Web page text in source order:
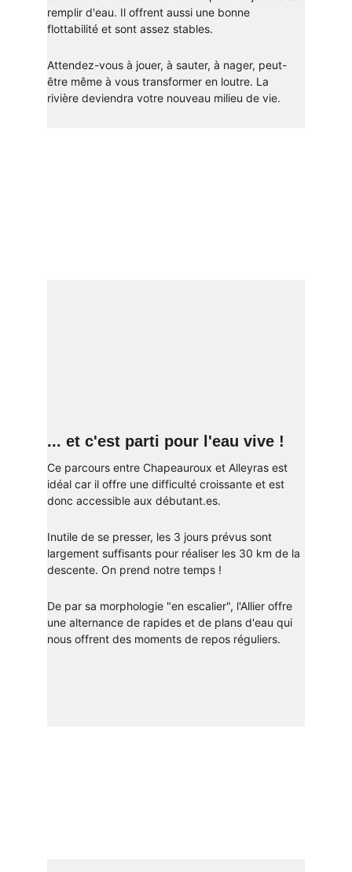
remplir d'eau. Il offrent aussi une bonne
flottabilité et sont assez stables.
Attendez-vous à jouer, à sauter, à nager, peut-
être même à vous transformer en loutre. La
rivière deviendra votre nouveau milieu de vie.
... et c'est parti pour l'eau vive !
Ce parcours entre Chapeauroux et Alleyras est
idéal car il offre une difficulté croissante et est
donc accessible aux débutant.es.
Inutile de se presser, les 3 jours prévus sont
largement suffisants pour réaliser les 30 km de la
descente. On prend notre temps !
De par sa morphologie "en escalier", l'Allier offre
une alternance de rapides et de plans d'eau qui
nous offrent des moments de repos réguliers.